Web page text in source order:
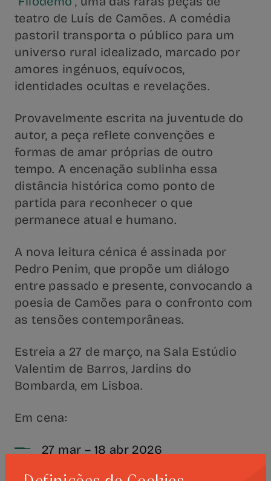
teatro de Luís de Camões. A comédia
pastoril transporta o público para um
universo rural idealizado, marcado por
amores ingénuos, equívocos,
identidades ocultas e revelações.
Provavelmente escrita na juventude do
autor, a peça reflete convenções e
formas de amar próprias de outro
tempo. A encenação sublinha essa
distância histórica como ponto de
partida para reconhecer o que
permanece atual e humano.
A nova leitura cénica é assinada por
Pedro Penim, que propõe um diálogo
entre passado e presente, convocando a
poesia de Camões para o confronto com
as tensões contemporâneas.
Estreia a 27 de março, na Sala Estúdio
Valentim de Barros, Jardins do
Bombarda, em Lisboa.
Em cena:
27 mar – 18 abr 2026